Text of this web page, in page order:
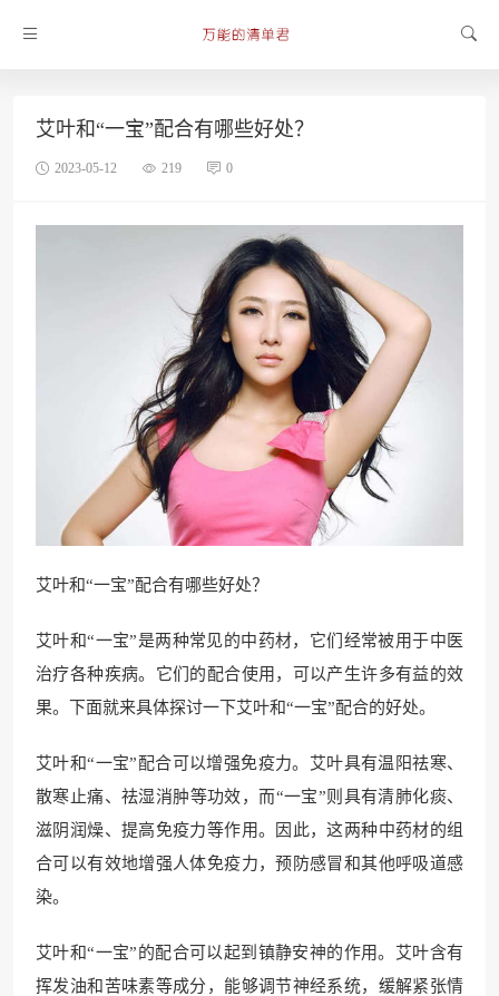
艾叶和“一宝”配合有哪些好处？
2023-05-12 219 0
艾叶和“一宝”配合有哪些好处？
艾叶和“一宝”是两种常见的中药材，它们经常被用于中医
治疗各种疾病。它们的配合使用，可以产生许多有益的效
果。下面就来具体探讨一下艾叶和“一宝”配合的好处。
艾叶和“一宝”配合可以增强免疫力。艾叶具有温阳祛寒、
散寒止痛、祛湿消肿等功效，而“一宝”则具有清肺化痰、
滋阴润燥、提高免疫力等作用。因此，这两种中药材的组
合可以有效地增强人体免疫力，预防感冒和其他呼吸道感
染。
艾叶和“一宝”的配合可以起到镇静安神的作用。艾叶含有
挥发油和苦味素等成分，能够调节神经系统，缓解紧张情